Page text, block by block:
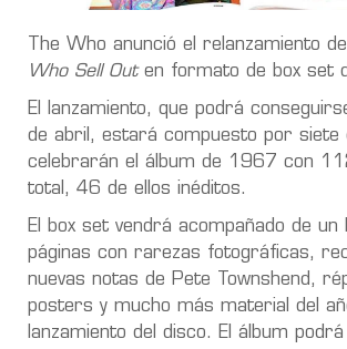
The Who anunció el relanzamiento
Who Sell Out en formato de box set
El lanzamiento, que podrá
de abril, estará compuesto por siete
celebrarán el álbum de 1967 con
total, 46 de ellos inéditos.
El box set vendrá acompañado de
páginas con rarezas fotográficas,
nuevas notas de Pete Townshend,
posters y mucho más material del
lanzamiento del disco. El álbum